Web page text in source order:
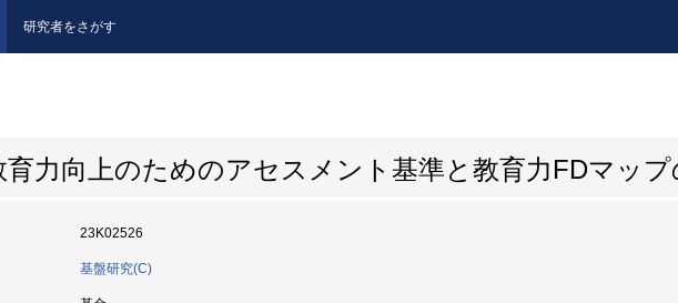
研究者をさがす
育力向上のためのアセスメント基準と教育力FDマップ
23K02526
基盤研究(C)